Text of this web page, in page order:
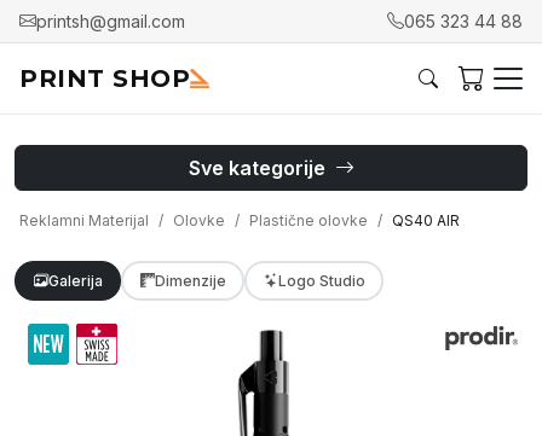
printsh@gmail.com 065 323 44 88
PRINT SHOP
Sve kategorije
Reklamni Materijal Olovke Plastične olovke QS40 AIR
Galerija Dimenzije Logo Studio